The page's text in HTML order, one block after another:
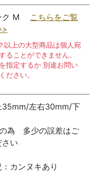
ク M
こちらをご覧
>
以上の大型商品は個人宛
ることができません。
指定するか 別途お問い
ださい。
35mm/左右30mm/下
為 多少の誤差はご
い
カンヌキあり